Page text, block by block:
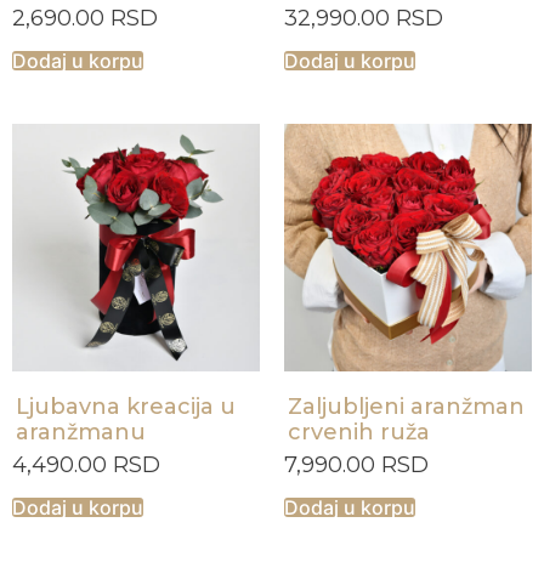
2,690.00 RSD
Dodaj u korpu
32,990.00 RSD
Dodaj u korpu
Ljubavna kreacija u
aranžmanu
4,490.00 RSD
Dodaj u korpu
Zaljubljeni aranžman
crvenih ruža
7,990.00 RSD
Dodaj u korpu